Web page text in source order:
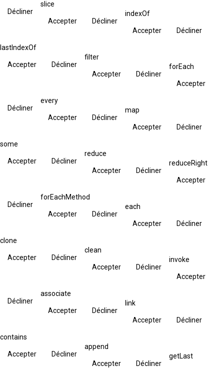
Décliner
slice
Accepter Décliner
indexOf
Accepter Décliner
lastIndexOf
Accepter Décliner
filter
Accepter Décliner
forEach
Accepter
Décliner
every
Accepter Décliner
map
Accepter Décliner
some
Accepter Décliner
reduce
Accepter Décliner
reduceRight
Accepter
Décliner
forEachMethod
Accepter Décliner
each
Accepter Décliner
clone
Accepter Décliner
clean
Accepter Décliner
invoke
Accepter
Décliner
associate
Accepter Décliner
link
Accepter Décliner
contains
Accepter Décliner
append
Accepter Décliner
getLast